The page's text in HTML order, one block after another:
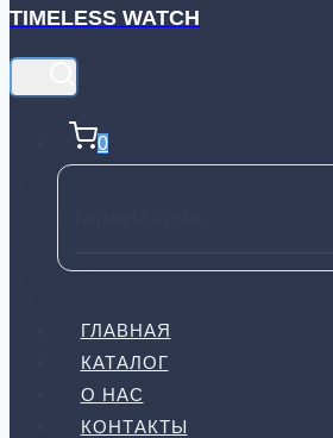
TIMELESS WATCH
0
ГЛАВНАЯ
КАТАЛОГ
О НАС
КОНТАКТЫ